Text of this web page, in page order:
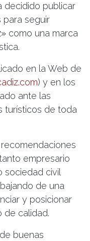
decidido publicar
para seguir
como una marca
en la Web de
) y en los
ante las
turísticos de toda
empresario
sociedad civil
de una
y posicionar
de calidad.
buenas